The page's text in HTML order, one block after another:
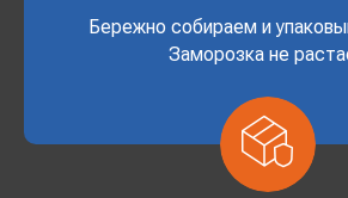
Бережно собираем и
Заморозка не